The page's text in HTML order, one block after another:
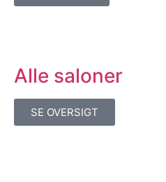
Alle saloner
SE OVERSIGT